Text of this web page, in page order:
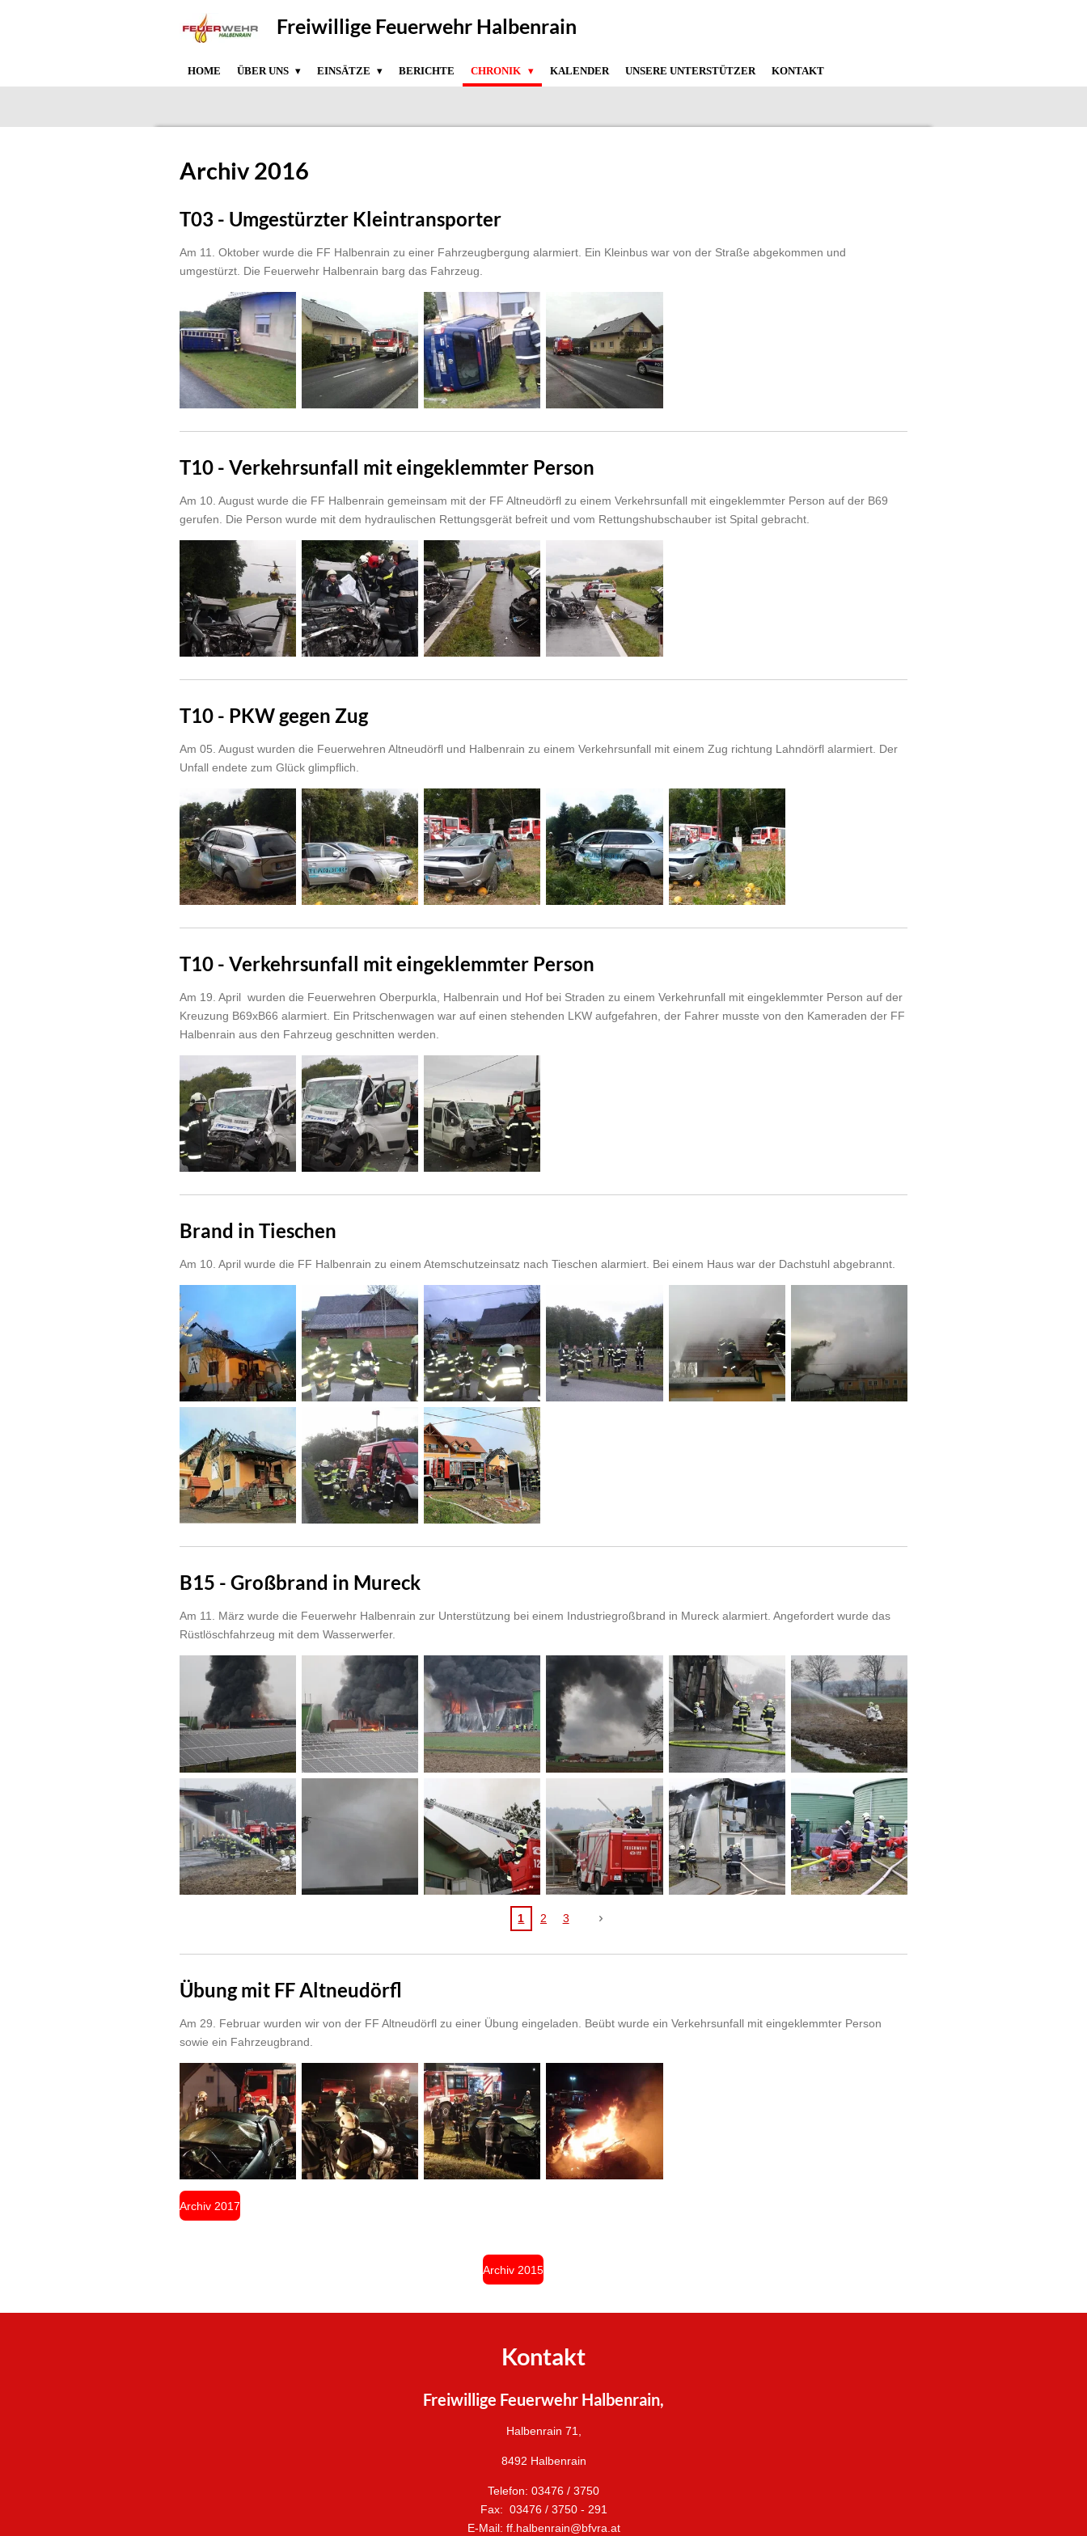
Freiwillige Feuerwehr Halbenrain
HOME ÜBER UNS EINSÄTZE BERICHTE CHRONIK KALENDER UNSERE UNTERSTÜTZER KONTAKT
Archiv 2016
T03 - Umgestürzter Kleintransporter
Am 11. Oktober wurde die FF Halbenrain zu einer Fahrzeugbergung alarmiert. Ein Kleinbus war von der Straße abgekommen und
umgestürzt. Die Feuerwehr Halbenrain barg das Fahrzeug.
T10 - Verkehrsunfall mit eingeklemmter Person
Am 10. August wurde die FF Halbenrain gemeinsam mit der FF Altneudörfl zu einem Verkehrsunfall mit eingeklemmter Person auf der B69
gerufen. Die Person wurde mit dem hydraulischen Rettungsgerät befreit und vom Rettungshubschauber ist Spital gebracht.
T10 - PKW gegen Zug
Am 05. August wurden die Feuerwehren Altneudörfl und Halbenrain zu einem Verkehrsunfall mit einem Zug richtung Lahndörfl alarmiert. Der
Unfall endete zum Glück glimpflich.
T10 - Verkehrsunfall mit eingeklemmter Person
Am 19. April wurden die Feuerwehren Oberpurkla, Halbenrain und Hof bei Straden zu einem Verkehrunfall mit eingeklemmter Person auf der
Kreuzung B69xB66 alarmiert. Ein Pritschenwagen war auf einen stehenden LKW aufgefahren, der Fahrer musste von den Kameraden der FF
Halbenrain aus den Fahrzeug geschnitten werden.
Brand in Tieschen
Am 10. April wurde die FF Halbenrain zu einem Atemschutzeinsatz nach Tieschen alarmiert. Bei einem Haus war der Dachstuhl abgebrannt.
B15 - Großbrand in Mureck
Am 11. März wurde die Feuerwehr Halbenrain zur Unterstützung bei einem Industriegroßbrand in Mureck alarmiert. Angefordert wurde das
Rüstlöschfahrzeug mit dem Wasserwerfer.
1 2 3
Übung mit FF Altneudörfl
Am 29. Februar wurden wir von der FF Altneudörfl zu einer Übung eingeladen. Beübt wurde ein Verkehrsunfall mit eingeklemmter Person
sowie ein Fahrzeugbrand.
Archiv 2017
Archiv 2015
Kontakt
Freiwillige Feuerwehr Halbenrain,
Halbenrain 71,
8492 Halbenrain
Telefon: 03476 / 3750
Fax: 03476 / 3750 - 291
E-Mail: ff.halbenrain@bfvra.at